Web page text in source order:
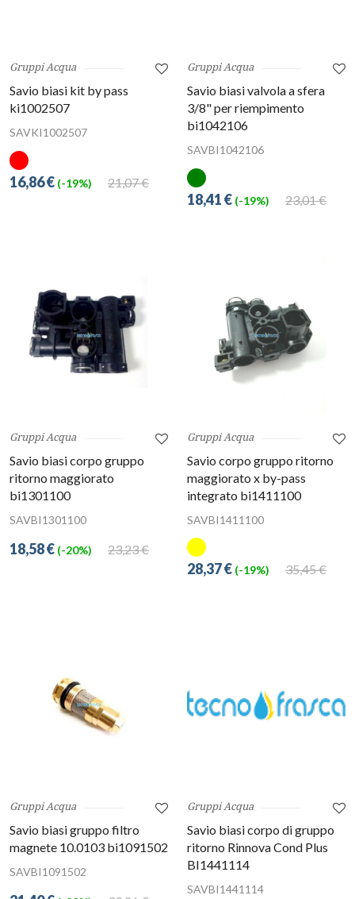
Gruppi Acqua
Savio biasi kit by pass
ki1002507
SAVKI1002507
21,07 €
16,86 € (-19%)
Gruppi Acqua
Savio biasi valvola a sfera
3/8" per riempimento
bi1042106
SAVBI1042106
23,01 €
18,41 € (-19%)
Gruppi Acqua
Savio biasi corpo gruppo
ritorno maggiorato
bi1301100
SAVBI1301100
23,23 €
18,58 € (-20%)
Gruppi Acqua
Savio corpo gruppo ritorno
maggiorato x by-pass
integrato bi1411100
SAVBI1411100
35,45 €
28,37 € (-19%)
Gruppi Acqua
Savio biasi gruppo filtro
magnete 10.0103 bi1091502
SAVBI1091502
Gruppi Acqua
Savio biasi corpo di gruppo
ritorno Rinnova Cond Plus
BI1441114
SAVBI1441114